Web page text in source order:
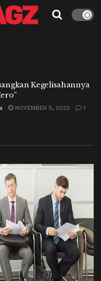
Kegelisahannya
NOVEMBER 5, 2022 1